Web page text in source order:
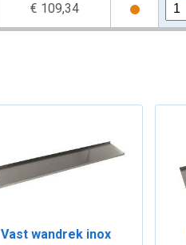
€ 109,34
Vast wandrek inox